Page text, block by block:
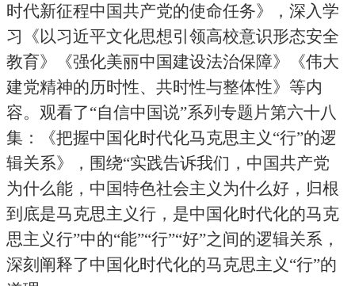
时代新征程中国共产党的使命任务》，深入学
习《以习近平文化思想引领高校意识形态安全
教育》《强化美丽中国建设法治保障》《伟大
建党精神的历时性、共时性与整体性》等内
容。观看了“自信中国说”系列专题片第六十八
集：《把握中国化时代化马克思主义“行”的逻
辑关系》，围绕“实践告诉我们，中国共产党
为什么能，中国特色社会主义为什么好，归根
到底是马克思主义行，是中国化时代化的马克
思主义行”中的“能”“行”“好”之间的逻辑关系，
深刻阐释了中国化时代化的马克思主义“行”的